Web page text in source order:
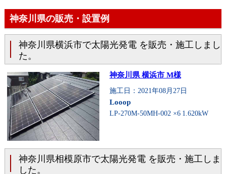
神奈川県の販売・設置例
神奈川県横浜市で太陽光発電 を販売・施工しまし
た。
神奈川県 横浜市 M様
施工日：2021年08月27日
Looop
LP-270M-50MH-002 ×6 1.620kW
神奈川県相模原市で太陽光発電 を販売・施工しま
した。